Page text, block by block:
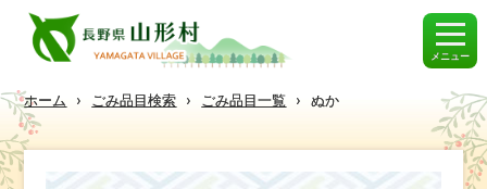
メニュー
ホーム › ごみ品目検索 › ごみ品目一覧 › ぬか